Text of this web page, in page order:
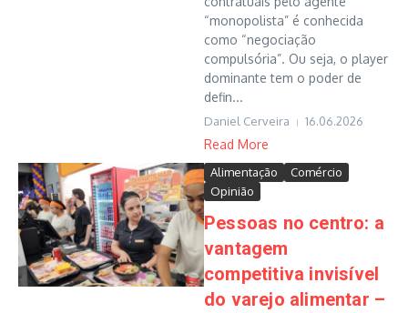
“monopolista” é conhecida
como “negociação
compulsória”. Ou seja, o player
dominante tem o poder de
defin...
Daniel Cerveira 16.06.2026
Read More
Alimentação
Comércio
Opinião
Pessoas no centro: a
vantagem
competitiva invisível
do varejo alimentar –